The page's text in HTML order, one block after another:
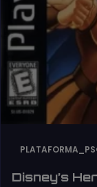
Disney’s